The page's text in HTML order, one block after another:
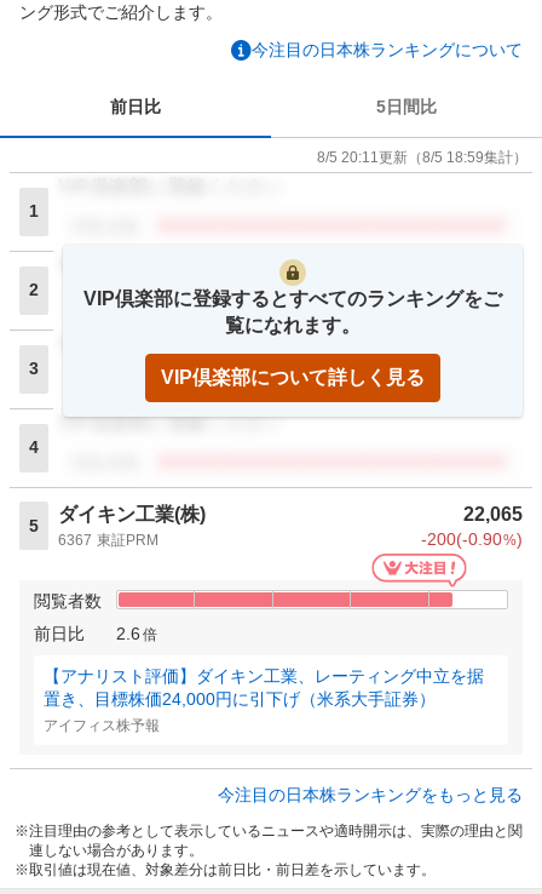
ング形式でご紹介します。
今注目の日本株ランキングについて
前日比 5日間比
8/5 20:11更新 （8/5 18:59集計）
1
2
VIP倶楽部に登録ください
閲覧者数
3
4
VIP倶楽部に登録ください
5
ダイキン工業(株) 22,065
6367 東証PRM -200(-0.90%)
閲覧者数
前日比
2.6 倍
【アナリスト評価】ダイキン工業、レーティング中立を据
置き、目標株価24,000円に引下げ（米系大手証券）
アイフィス株予報
VIP倶楽部に登録するとすべてのランキングをご
覧になれます。
VIP倶楽部について詳しく見る
今注目の日本株ランキングをもっと見る
注目理由の参考として表示しているニュースや適時開示は、実際の理由と関
連しない場合があります。
取引値は現在値、対象差分は前日比・前日差を示しています。